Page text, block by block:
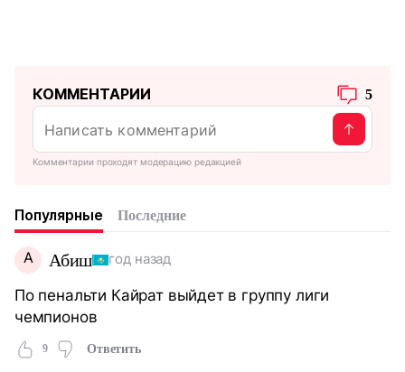
КОММЕНТАРИИ 5
Комментарии проходят модерацию редакцией
Популярные Последние
А Абиш год назад
По пенальти Кайрат выйдет в группу лиги
чемпионов
9 Ответить